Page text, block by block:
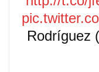
Rodríguez